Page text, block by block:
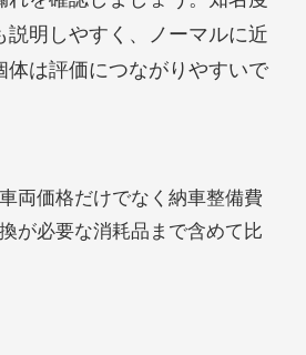
説明しやすく、ノーマルに近
体は評価につながりやすいで
両価格だけでなく納車整備費
が必要な消耗品まで含めて比